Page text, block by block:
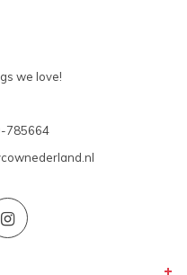
we love!
785664